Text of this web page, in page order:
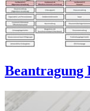
Beantragung